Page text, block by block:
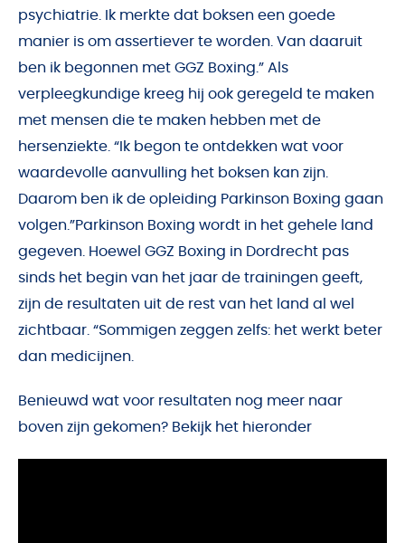
psychiatrie. Ik merkte dat boksen een goede
manier is om assertiever te worden. Van daaruit
ben ik begonnen met GGZ Boxing.” Als
verpleegkundige kreeg hij ook geregeld te maken
met mensen die te maken hebben met de
hersenziekte. “Ik begon te ontdekken wat voor
waardevolle aanvulling het boksen kan zijn.
Daarom ben ik de opleiding Parkinson Boxing gaan
volgen.”Parkinson Boxing wordt in het gehele land
gegeven. Hoewel GGZ Boxing in Dordrecht pas
sinds het begin van het jaar de trainingen geeft,
zijn de resultaten uit de rest van het land al wel
zichtbaar. “Sommigen zeggen zelfs: het werkt beter
dan medicijnen.
Benieuwd wat voor resultaten nog meer naar
boven zijn gekomen? Bekijk het hieronder